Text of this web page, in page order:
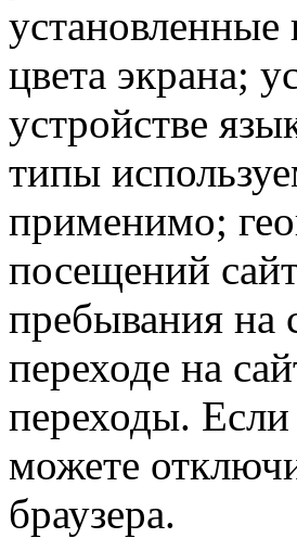
установленные
цвета экрана;
устройстве
типы
применимо;
посещений
пребывания на
переходе на
переходы.
можете
браузера.